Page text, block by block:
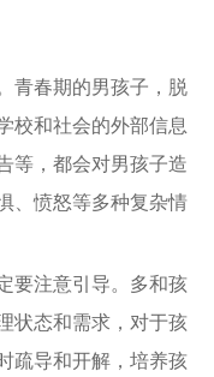
青春期的男孩子，脱
校和社会的外部信息
等，都会对男孩子造
、愤怒等多种复杂情
要注意引导。多和孩
状态和需求，对于孩
疏导和开解，培养孩